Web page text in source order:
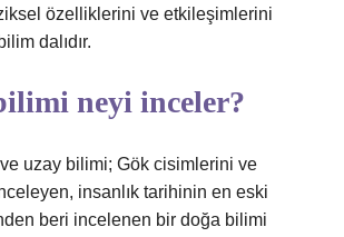
özelliklerini ve etkileşimlerini
dalıdır.
neyi inceler?
uzay bilimi; Gök cisimlerini ve
insanlık tarihinin en eski
beri incelenen bir doğa bilimi